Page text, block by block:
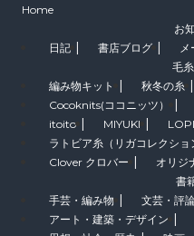
Home
お
日記
書店ブログ
毛
編み物キット
秋冬の糸
Cocoknits(ココニッツ）
itoito
MIYUKI
ラトビア糸（リガコレクショ
Clover クロバー
オリジ
書
手芸・編み物
文芸・評
アート・建築・デザイン